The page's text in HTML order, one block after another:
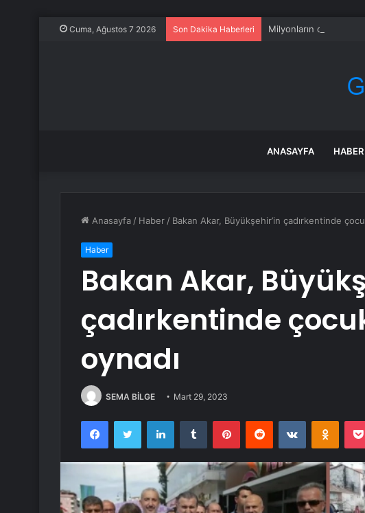
Cuma, Ağustos 7 2026 Son Dakika Haberleri Milyonların oynadığı
ANASAYFA HABER
Anasayfa / Haber / Bakan Akar, Büyükşehir’in çadırkentinde
Haber
Bakan Akar,
çadırkentinde
oynadı
SEMA BİLGE Mart 29, 2023
FacebookTwitter LinkedInTumblr PinterestReddit VKontakte